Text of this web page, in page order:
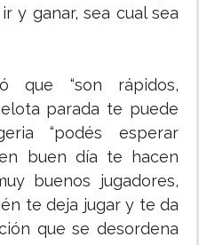
y ganar, sea cual sea
que “son rápidos,
parada te puede
“podés esperar
buen día te hacen
buenos jugadores,
te deja jugar y te da
que se desordena